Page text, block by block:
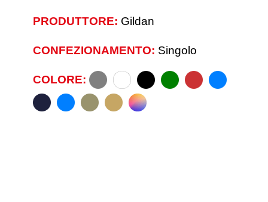
PRODUTTORE: Gildan
CONFEZIONAMENTO: Singolo
COLORE: